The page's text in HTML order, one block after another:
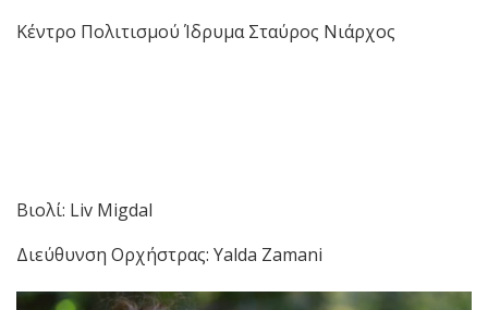
Κέντρο Πολιτισμού Ίδρυμα Σταύρος Νιάρχος
Βιολί: Liv Migdal
Διεύθυνση Ορχήστρας: Yalda Zamani